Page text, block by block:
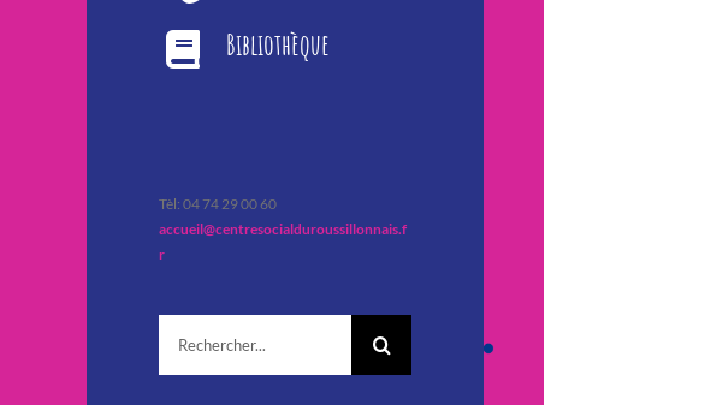
Bibliothèque
Tèl: 04 74 29 00 60
accueil@centresocialduroussillonnais.f
r